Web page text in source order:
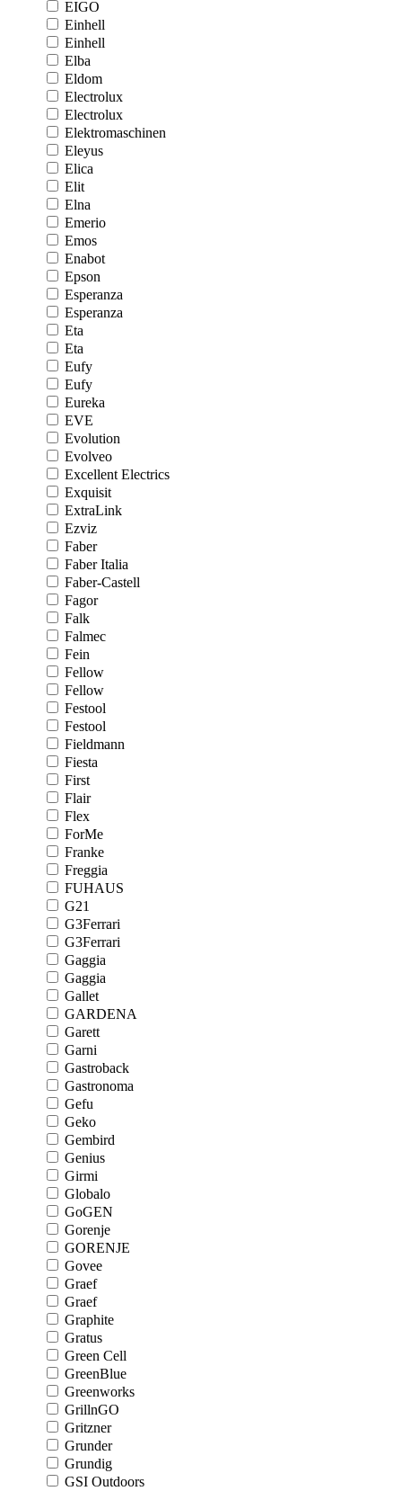
EIGO
Einhell
Einhell
Elba
Eldom
Electrolux
Electrolux
Elektromaschinen
Eleyus
Elica
Elit
Elna
Emerio
Emos
Enabot
Epson
Esperanza
Esperanza
Eta
Eta
Eufy
Eufy
Eureka
EVE
Evolution
Evolveo
Excellent Electrics
Exquisit
ExtraLink
Ezviz
Faber
Faber Italia
Faber-Castell
Fagor
Falk
Falmec
Fein
Fellow
Fellow
Festool
Festool
Fieldmann
Fiesta
First
Flair
Flex
ForMe
Franke
Freggia
FUHAUS
G21
G3Ferrari
G3Ferrari
Gaggia
Gaggia
Gallet
GARDENA
Garett
Garni
Gastroback
Gastronoma
Gefu
Geko
Gembird
Genius
Girmi
Globalo
GoGEN
Gorenje
GORENJE
Govee
Graef
Graef
Graphite
Gratus
Green Cell
GreenBlue
Greenworks
GrillnGO
Gritzner
Grunder
Grundig
GSI Outdoors